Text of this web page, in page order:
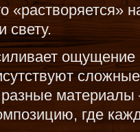
«растворяется»
свету.
где